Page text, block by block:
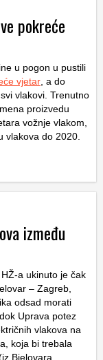
pokreće
u pogon u pustili
vjetar , a do
vlakovi. Trenutno
proizvedu
vožnje vlakom,
vlakova do 2020.
između
a ukinuto je čak
– Zagreb,
odsad morati
Uprava potez
vlakova na
koja bi trebala
Bjelovara,